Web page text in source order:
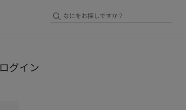
ログイン